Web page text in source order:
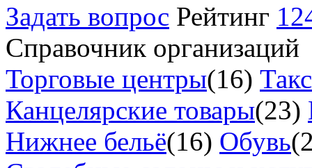
Задать вопрос Рейтинг
Справочник организаций
Торговые центры(16)
Канцелярские товары(23)
Нижнее бельё(16) Обувь